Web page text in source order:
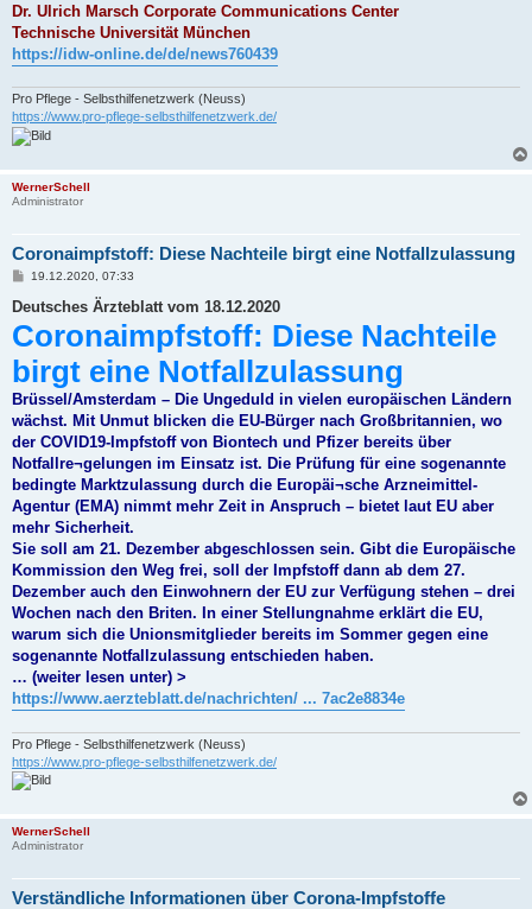
Dr. Ulrich Marsch Corporate Communications Center
Technische Universität München
https://idw-online.de/de/news760439
Pro Pflege - Selbsthilfenetzwerk (Neuss)
https://www.pro-pflege-selbsthilfenetzwerk.de/
WernerSchell
Administrator
Coronaimpfstoff: Diese Nachteile birgt eine Notfallzulassung
B
i
r
a
g
19.12.2020, 07:33
Deutsches Ärzteblatt vom 18.12.2020
Coronaimpfstoff: Diese Nachteile
birgt eine Notfallzulassung
Brüssel/Amsterdam – Die Ungeduld in vielen europäischen Ländern
wächst. Mit Unmut blicken die EU-Bürger nach Großbritannien, wo
der COVID19-Impfstoff von Biontech und Pfizer bereits über
Notfallre¬gelungen im Einsatz ist. Die Prüfung für eine sogenannte
bedingte Marktzulassung durch die Europäi¬sche Arzneimittel-
Agentur (EMA) nimmt mehr Zeit in Anspruch – bietet laut EU aber
mehr Sicherheit.
Sie soll am 21. Dezember abgeschlossen sein. Gibt die Europäische
Kommission den Weg frei, soll der Impfstoff dann ab dem 27.
Dezember auch den Einwohnern der EU zur Verfügung stehen – drei
Wochen nach den Briten. In einer Stellungnahme erklärt die EU,
warum sich die Unionsmitglieder bereits im Sommer gegen eine
sogenannte Notfallzulassung entschieden haben.
… (weiter lesen unter) >
https://www.aerzteblatt.de/nachrichten/ ... 7ac2e8834e
Pro Pflege - Selbsthilfenetzwerk (Neuss)
https://www.pro-pflege-selbsthilfenetzwerk.de/
WernerSchell
Administrator
Verständliche Informationen über Corona-Impfstoffe